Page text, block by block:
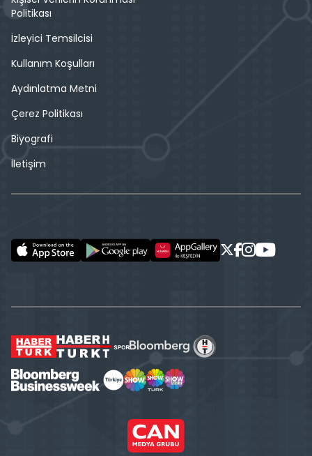
Politikası
İzleyici Temsilcisi
Kullanım Koşulları
Aydınlatma Metni
Çerez Politikası
Biyografi
İletişim